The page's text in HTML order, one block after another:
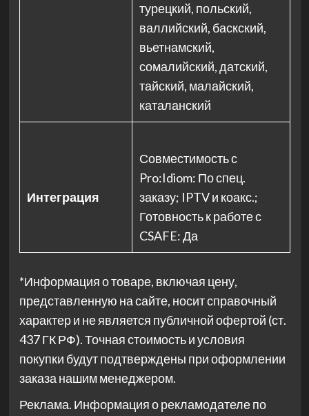
турецкий, польский,
валлийский, баскский,
вьетнамский,
сомалийский, датский,
тайский, малайский,
каталанский
Интеграция
Совместимость с
Pro:Idiom: По спец.
заказу; IPTV и коакс.;
Готовность к работе с
CSAFE: Да
*Информация о товаре, включая цену,
представленную на сайте, носит справочный
характер и не является публичной офертой (ст.
437 ГК РФ). Точная стоимость и условия
покупки будут подтверждены при оформлении
заказа нашим менеджером.
Реклама. Информация о рекламодателе по